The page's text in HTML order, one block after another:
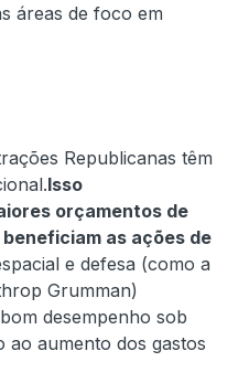
áreas de foco em
Republicanas têm
Isso
orçamentos de
as ações de
e defesa (como a
Grumman)
desempenho sob
ao aumento dos gastos